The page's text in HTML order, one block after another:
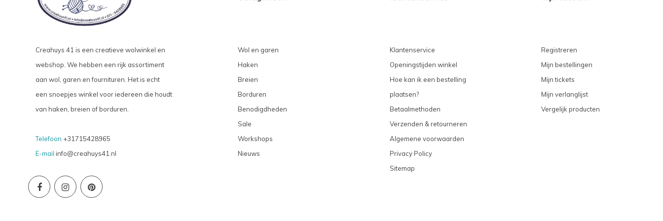
Creahuys 41 is een creatieve wolwinkel en
webshop. We hebben een rijk assortiment
aan wol, garen en fournituren. Het is echt
een snoepjes winkel voor iedereen die houdt
van haken, breien of borduren.
Telefoon +31715428965
E-mail info@creahuys41.nl
Wol en garen
Haken
Breien
Borduren
Benodigdheden
Sale
Workshops
Nieuws
Klantenservice
Openingstijden winkel
Hoe kan ik een bestelling
plaatsen?
Betaalmethoden
Verzenden & retourneren
Algemene voorwaarden
Privacy Policy
Sitemap
Registreren
Mijn bestellingen
Mijn tickets
Mijn verlanglijst
Vergelijk producten